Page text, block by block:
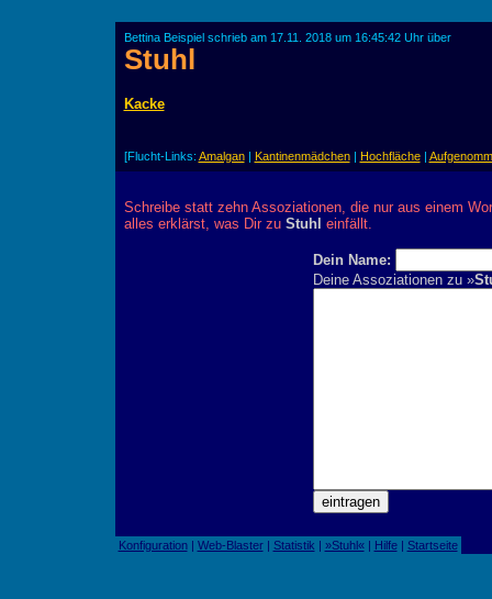
Bettina Beispiel schrieb am 17.11. 2018 um 16:45:42 Uhr über
Stuhl
Kacke
[Flucht-Links: Amalgan| Kantinenmädchen| Hochfläche|
Schreibe statt zehn Assoziationen, die nur aus einem
alles erklärst, was Dir zu Stuhl einfällt.
Dein Name:
Deine Assoziationen zu »
Konfiguration| Web-Blaster| Statistik | »Stuhl«| Hilfe| Startseite